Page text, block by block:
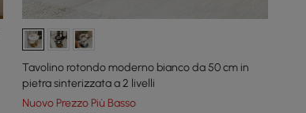
Tavolino rotondo moderno bianco da 50 cm in
pietra sinterizzata a 2 livelli
Nuovo Prezzo Più Basso